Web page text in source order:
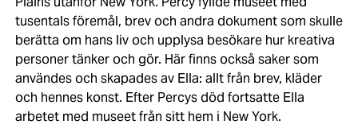
tusentals föremål, brev och andra dokument som skulle
berätta om hans liv och upplysa besökare hur kreativa
personer tänker och gör. Här finns också saker som
användes och skapades av Ella: allt från brev, kläder
och hennes konst. Efter Percys död fortsatte Ella
arbetet med museet från sitt hem i New York.